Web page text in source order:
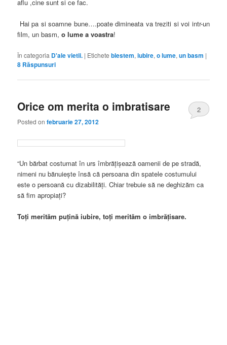
aflu ,cine sunt si ce fac.
Hai pa si soamne bune….poate dimineata va treziti si voi intr-un
film, un basm,o lume a voastra!
În categoria D'ale vietii. | Etichete blestem,iubire,o lume,un basm |
8 Răspunsuri
Orice om merita o imbratisare
Posted onfebruarie 27, 2012
2
“Un bărbat costumat în urs îmbrăţişează oamenii de pe stradă,
nimeni nu bănuieşte însă că persoana din spatele costumului
este o persoană cu dizabilităţi. Chiar trebuie să ne deghizăm ca
să fim apropiaţi?
Toţi merităm puţină iubire, toţi merităm o imbrăţisare.